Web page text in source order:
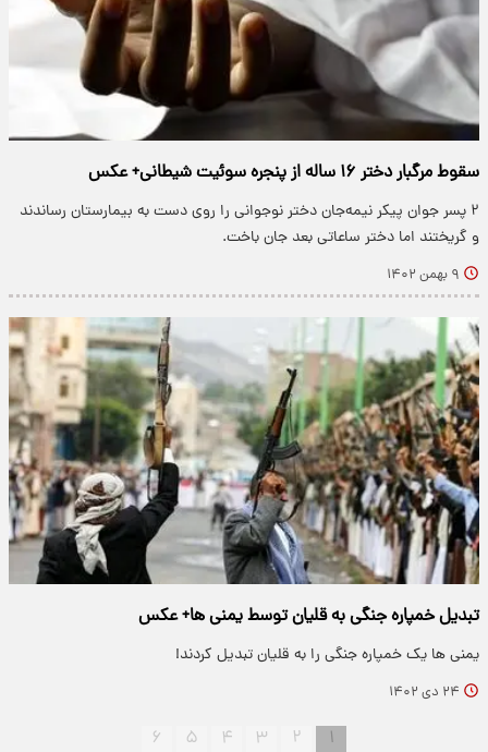
سقوط مرگبار دختر ۱۶ ساله از پنجره سوئیت شیطانی+ عکس
۲ پسر جوان پیکر نیمه‌جان دختر نوجوانی را روی دست به بیمارستان رساندند
و گریختند اما دختر ساعاتی بعد جان باخت.
۹ بهمن ۱۴۰۲
تبدیل خمپاره جنگی به قلیان توسط یمنی ها+ عکس
یمنی ها یک خمپاره جنگی را به قلیان تبدیل کردند!
۲۴ دی ۱۴۰۲
۱ ۲ ۳ ۴ ۵ ۶